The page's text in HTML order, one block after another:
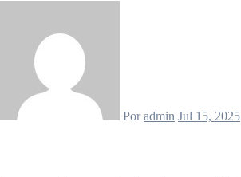
Poradmin Jul 15, 2025